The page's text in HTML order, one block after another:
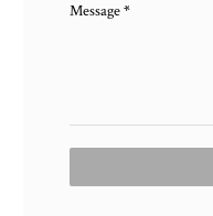
Message*